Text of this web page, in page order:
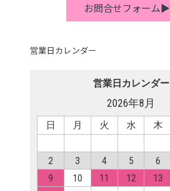
お問合せフォーム▶
営業日カレンダー